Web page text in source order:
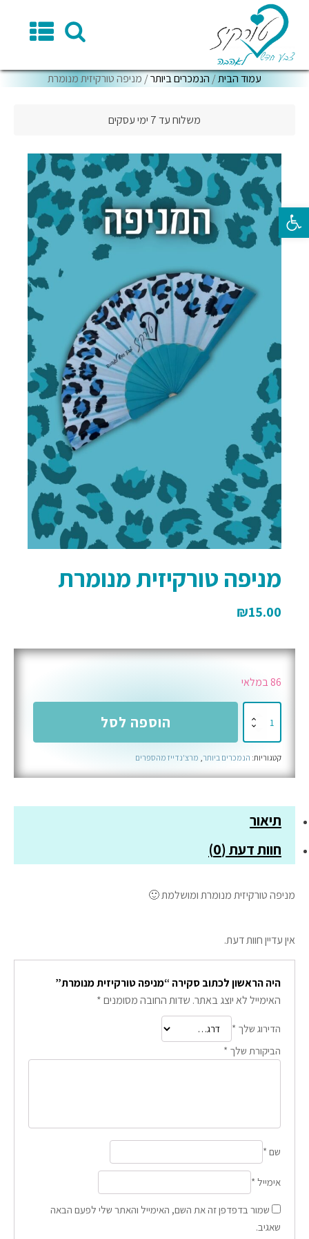
פתח סרגל נגישות
עמוד הבית/ הנמכרים ביותר/ מניפה טורקיזית מנומרת
משלוח עד 7 ימי עסקים
מניפה טורקיזית מנומרת
₪15.00
86 במלאי
טורקיזית
מנומרת
הוספה לסל
קטגוריות: הנמכרים ביותר, מרצ'נדייז מהספרים
תיאור
חוות דעת (0)
מניפה טורקיזית מנומרת ומושלמת 🙂
אין עדיין חוות דעת.
היה הראשון לכתוב סקירה “מניפה טורקיזית מנומרת”
האימייל לא יוצג באתר. שדות החובה מסומנים*
הדירוג שלך *
הביקורת שלך *
שם *
אימייל *
שמור בדפדפן זה את השם, האימייל והאתר שלי לפעם הבאה
שאגיב.